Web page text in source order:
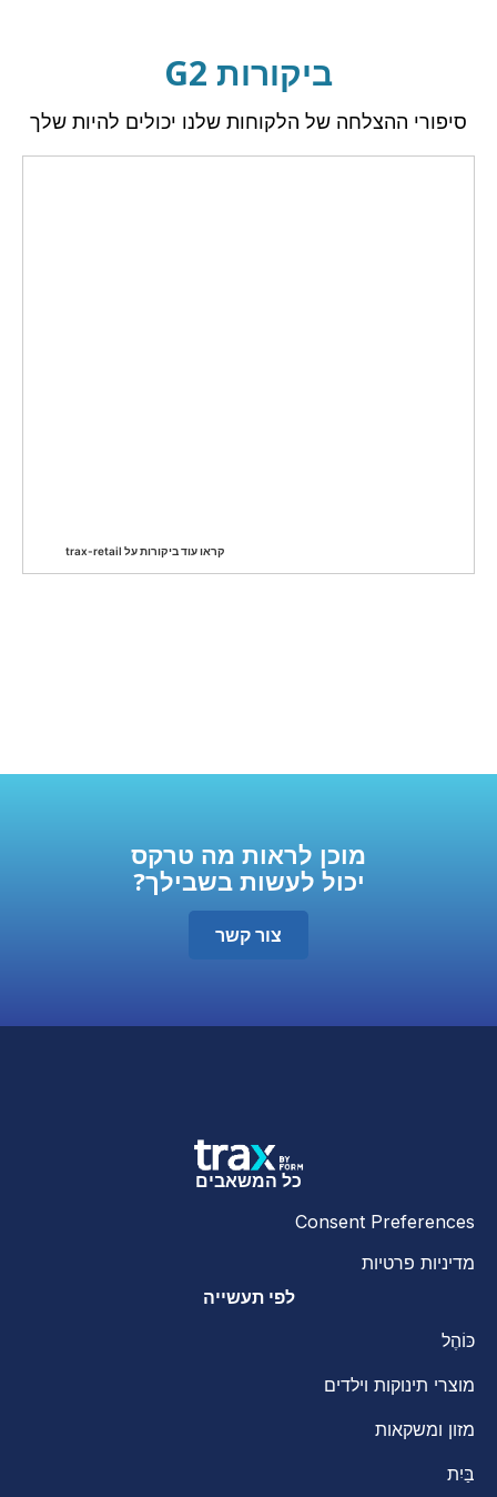
ביקורות G2
סיפורי ההצלחה של הלקוחות שלנו יכולים להיות שלך
קראו עוד ביקורות על trax-retail
מוכן לראות מה טרקס
יכול לעשות בשבילך?
צור קשר
כל המשאבים
Consent Preferences
מדיניות פרטיות
לפי תעשייה
כּוֹהֶל
מוצרי תינוקות וילדים
מזון ומשקאות
בַּיִת